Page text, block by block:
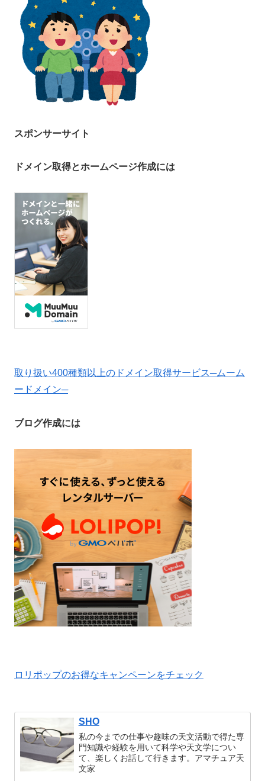
スポンサーサイト
ドメイン取得とホームページ作成には
取り扱い400種類以上のドメイン取得サービス─ムーム
ードメイン─
ブログ作成には
ロリポップのお得なキャンペーンをチェック
SHO
私の今までの仕事や趣味の天文活動で得た専
門知識や経験を用いて科学や天文学につい
て、楽しくお話して行きます。アマチュア天
文家